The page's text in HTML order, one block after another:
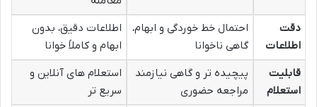
دقت
اطلاعات
احتمال خط خوردگی و ابهام،
گاهی ناخوانا
اطلاعات دقیق، بدون
ابهام و کاملاً خوانا
قابلیت
استعلام
پیچیده تر و گاهی نیازمند
مراجعه حضوری
استعلام های آنلاین و
سریع تر